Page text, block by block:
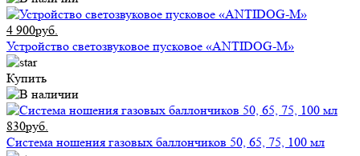
4 900руб.
Устройство светозвуковое пусковое «ANTIDOG-M»
Купить
830руб.
Система ношения газовых баллончиков 50, 65, 75, 100 мл